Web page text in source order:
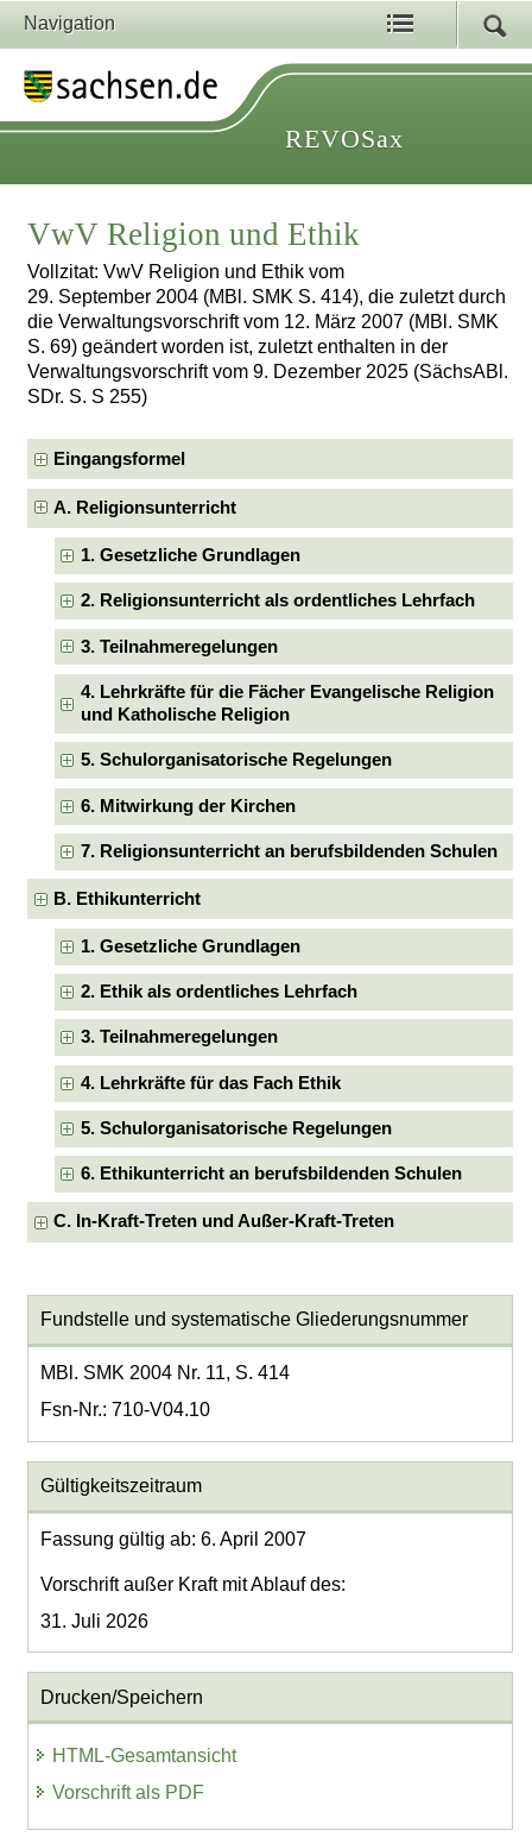
Navigation
REVOSax
VwV Religion und Ethik
Vollzitat: VwV Religion und Ethik vom
29. September 2004 (MBl. SMK S. 414), die zuletzt durch
die Verwaltungsvorschrift vom 12. März 2007 (MBl. SMK
S. 69) geändert worden ist, zuletzt enthalten in der
Verwaltungsvorschrift vom 9. Dezember 2025 (SächsABl.
SDr. S. S 255)
Eingangsformel
A. Religionsunterricht
1. Gesetzliche Grundlagen
2. Religionsunterricht als ordentliches Lehrfach
3. Teilnahmeregelungen
4. Lehrkräfte für die Fächer Evangelische Religion
und Katholische Religion
5. Schulorganisatorische Regelungen
6. Mitwirkung der Kirchen
7. Religionsunterricht an berufsbildenden Schulen
B. Ethikunterricht
1. Gesetzliche Grundlagen
2. Ethik als ordentliches Lehrfach
3. Teilnahmeregelungen
4. Lehrkräfte für das Fach Ethik
5. Schulorganisatorische Regelungen
6. Ethikunterricht an berufsbildenden Schulen
C. In-Kraft-Treten und Außer-Kraft-Treten
Fundstelle und systematische Gliederungsnummer
MBl. SMK 2004 Nr. 11, S. 414
Fsn-Nr.: 710-V04.10
Gültigkeitszeitraum
Fassung gültig ab: 6. April 2007
Vorschrift außer Kraft mit Ablauf des:
31. Juli 2026
Drucken/Speichern
HTML-Gesamtansicht
Vorschrift als PDF